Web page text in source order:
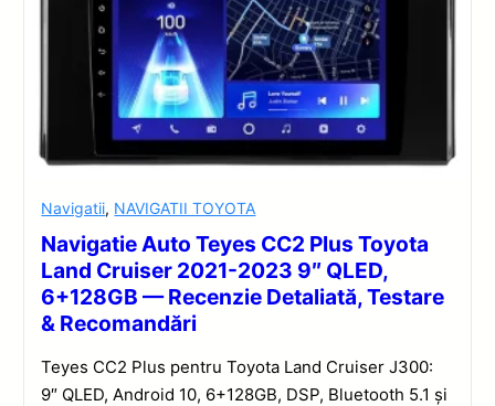
Navigatii, NAVIGATII TOYOTA
Navigatie Auto Teyes CC2 Plus Toyota
Land Cruiser 2021-2023 9″ QLED,
6+128GB — Recenzie Detaliată, Testare
& Recomandări
Teyes CC2 Plus pentru Toyota Land Cruiser J300:
9″ QLED, Android 10, 6+128GB, DSP, Bluetooth 5.1 și